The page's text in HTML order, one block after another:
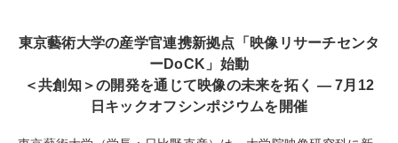
東京藝術大学の産学官連携新拠点「映像リサーチセンタ
ーDoCK 」 始動
＜共創知＞の開発を通じて映像の未来を拓く ―7月 12
日キックオフシンポジウムを開催